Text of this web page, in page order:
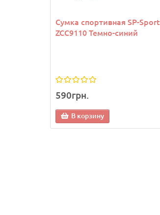
Сумка спортивная SP-Sport
ZCC9110 Темно-синий
590грн.
В корзину